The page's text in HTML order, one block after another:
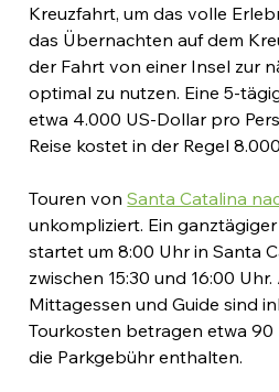
Kreuzfahrt, um das volle
das Übernachten auf dem
der Fahrt von einer Insel zur
optimal zu nutzen. Eine 5-
etwa 4.000 US-Dollar pro
Reise kostet in der Regel
Touren von Santa Catalina
unkompliziert. Ein
startet um 8:00 Uhr in Santa
zwischen 15:30 und 16:00
Mittagessen und Guide sind
Tourkosten betragen etwa 90
die Parkgebühr enthalten.